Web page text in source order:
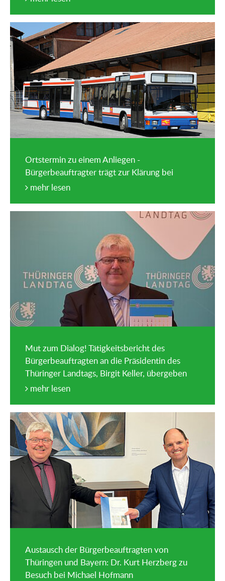
Ortstermin zu einem Anliegen -
Bürgerbeauftragter trägt zur Klärung bei
mehr lesen
Mut zum Dialog! Tätigkeitsbericht des
Bürgerbeauftragten an die Präsidentin des
Thüringer Landtags, Birgit Keller, übergeben
mehr lesen
Austausch der Bürgerbeauftragten von
Thüringen und Bayern: Dr. Kurt Herzberg zu
Besuch bei Michael Hofmann